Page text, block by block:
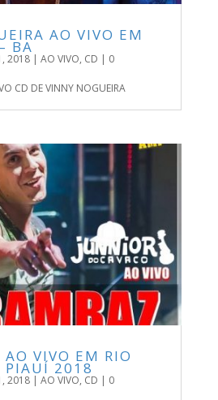
AO VIVO EM
BA
2018| AO VIVO, CD | 0
CD DE VINNY NOGUEIRA
VIVO EM RIO
PIAUÍ 2018
2018| AO VIVO, CD | 0